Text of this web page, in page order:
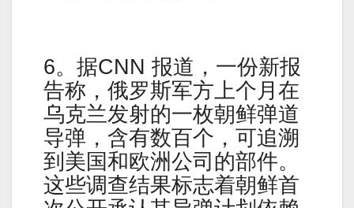
6。据CNN 报道，一份新报
告称，俄罗斯军方上个月在
乌克兰发射的一枚朝鲜弹道
导弹，含有数百个，可追溯
到美国和欧洲公司的部件。
这些调查结果标志着朝鲜首